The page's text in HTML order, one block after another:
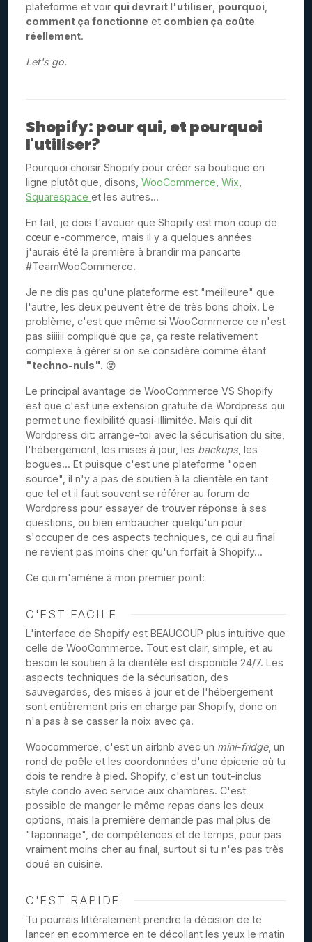
plateforme et voir qui devrait l'utiliser pourquoi
comment ça fonctionne et combien ça coûte
réellement.
Let's go.
Shopify: pour qui, et pourquoi
l'utiliser?
Pourquoi choisir Shopify pour créer sa boutique en
ligne plutôt que, disons, WooCommerce, Wix,
Squarespace et les autres...
En fait, je dois t'avouer que Shopify est mon coup de
cœur e-commerce, mais il y a quelques années
j'aurais été la première à brandir ma pancarte
#TeamWooCommerce.
Je ne dis pas qu'une plateforme est "meilleure" que
l'autre, les deux peuvent être de très bons choix. Le
problème, c'est que même si WooCommerce ce n'est
pas siiiiii compliqué que ça, ça reste relativement
complexe à gérer si on se considère comme étant
"techno-nuls". 😵
Le principal avantage de WooCommerce VS Shopify
est que c'est une extension gratuite de Wordpress qui
permet une flexibilité quasi-illimitée. Mais qui dit
Wordpress dit: arrange-toi avec la sécurisation du site,
l'hébergement, les mises à jour, les backups, les
bogues... Et puisque c'est une plateforme "open
source", il n'y a pas de soutien à la clientèle en tant
que tel et il faut souvent se référer au forum de
Wordpress pour essayer de trouver réponse à ses
questions, ou bien embaucher quelqu'un pour
s'occuper de ces aspects techniques, ce qui au final
ne revient pas moins cher qu'un forfait à Shopify...
Ce qui m'amène à mon premier point:
C'EST FACILE
L'interface de Shopify est BEAUCOUP plus intuitive que
celle de WooCommerce. Tout est clair, simple, et au
besoin le soutien à la clientèle est disponible 24/7. Les
aspects techniques de la sécurisation, des
sauvegardes, des mises à jour et de l'hébergement
sont entièrement pris en charge par Shopify, donc on
n'a pas à se casser la noix avec ça.
Woocommerce, c'est un airbnb avec un mini-fridge, un
rond de poêle et les coordonnées d'une épicerie où tu
dois te rendre à pied. Shopify, c'est un tout-inclus
style condo avec service aux chambres. C'est
possible de manger le même repas dans les deux
options, mais la première demande pas mal plus de
"taponnage", de compétences et de temps, pour pas
vraiment moins cher au final, surtout si tu n'es pas très
doué en cuisine.
C'EST RAPIDE
Tu pourrais littéralement prendre la décision de te
lancer en ecommerce en te décollant les yeux le matin